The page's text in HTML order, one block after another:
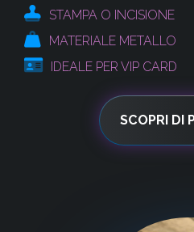
STAMPA O INCISIONE
MATERIALE METALLO
IDEALE PER VIP CARD
SCOPRI DI